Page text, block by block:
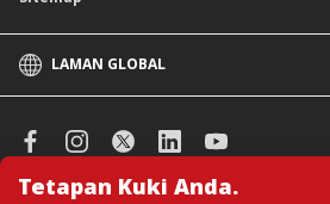
Tetapan Kuki Anda.
LAMAN GLOBAL
CIMB Islamic
CIMB Bank (SG)
CIMB Bank (KH)